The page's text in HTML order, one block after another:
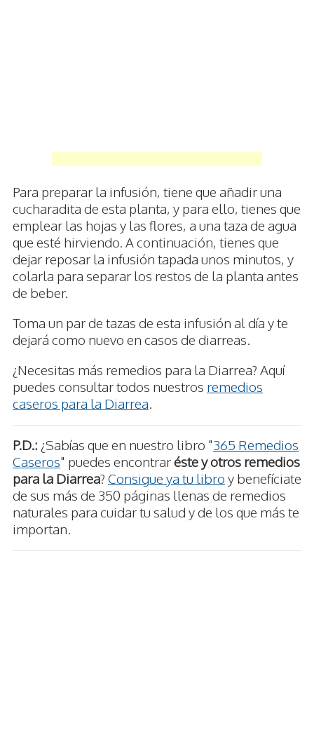
Para preparar la infusión, tiene que añadir una
cucharadita de esta planta, y para ello, tienes que
emplear las hojas y las flores, a una taza de agua
que esté hirviendo. A continuación, tienes que
dejar reposar la infusión tapada unos minutos, y
colarla para separar los restos de la planta antes
de beber.
Toma un par de tazas de esta infusión al día y te
dejará como nuevo en casos de diarreas.
¿Necesitas más remedios para la Diarrea? Aquí
puedes consultar todos nuestros remedios
caseros para la Diarrea.
P.D.: ¿Sabías que en nuestro libro "365 Remedios
Caseros" puedes encontraréste y otros remedios
para la Diarrea? Consigue ya tu libro y benefíciate
de sus más de 350 páginas llenas de remedios
naturales para cuidar tu salud y de los que más te
importan.